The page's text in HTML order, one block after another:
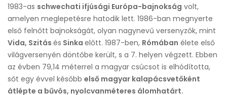
1983-as schwechati ifjúsági Európa-bajnokság volt,
amelyen meglepetésre hatodik lett. 1986-ban megnyerte
első felnőtt bajnokságát, olyan nagynevű versenyzők, mint
Vida, Szitás és Sinka előtt. 1987-ben, Rómában élete első
világversenyén döntőbe került, s a 7. helyen végzett. Ebben
az évben 79,14 méterrel a magyar csúcsot is elhódította,
sőt egy évvel később első magyar kalapácsvetőként
átlépte a bűvös, nyolcvanméteres álomhatárt.